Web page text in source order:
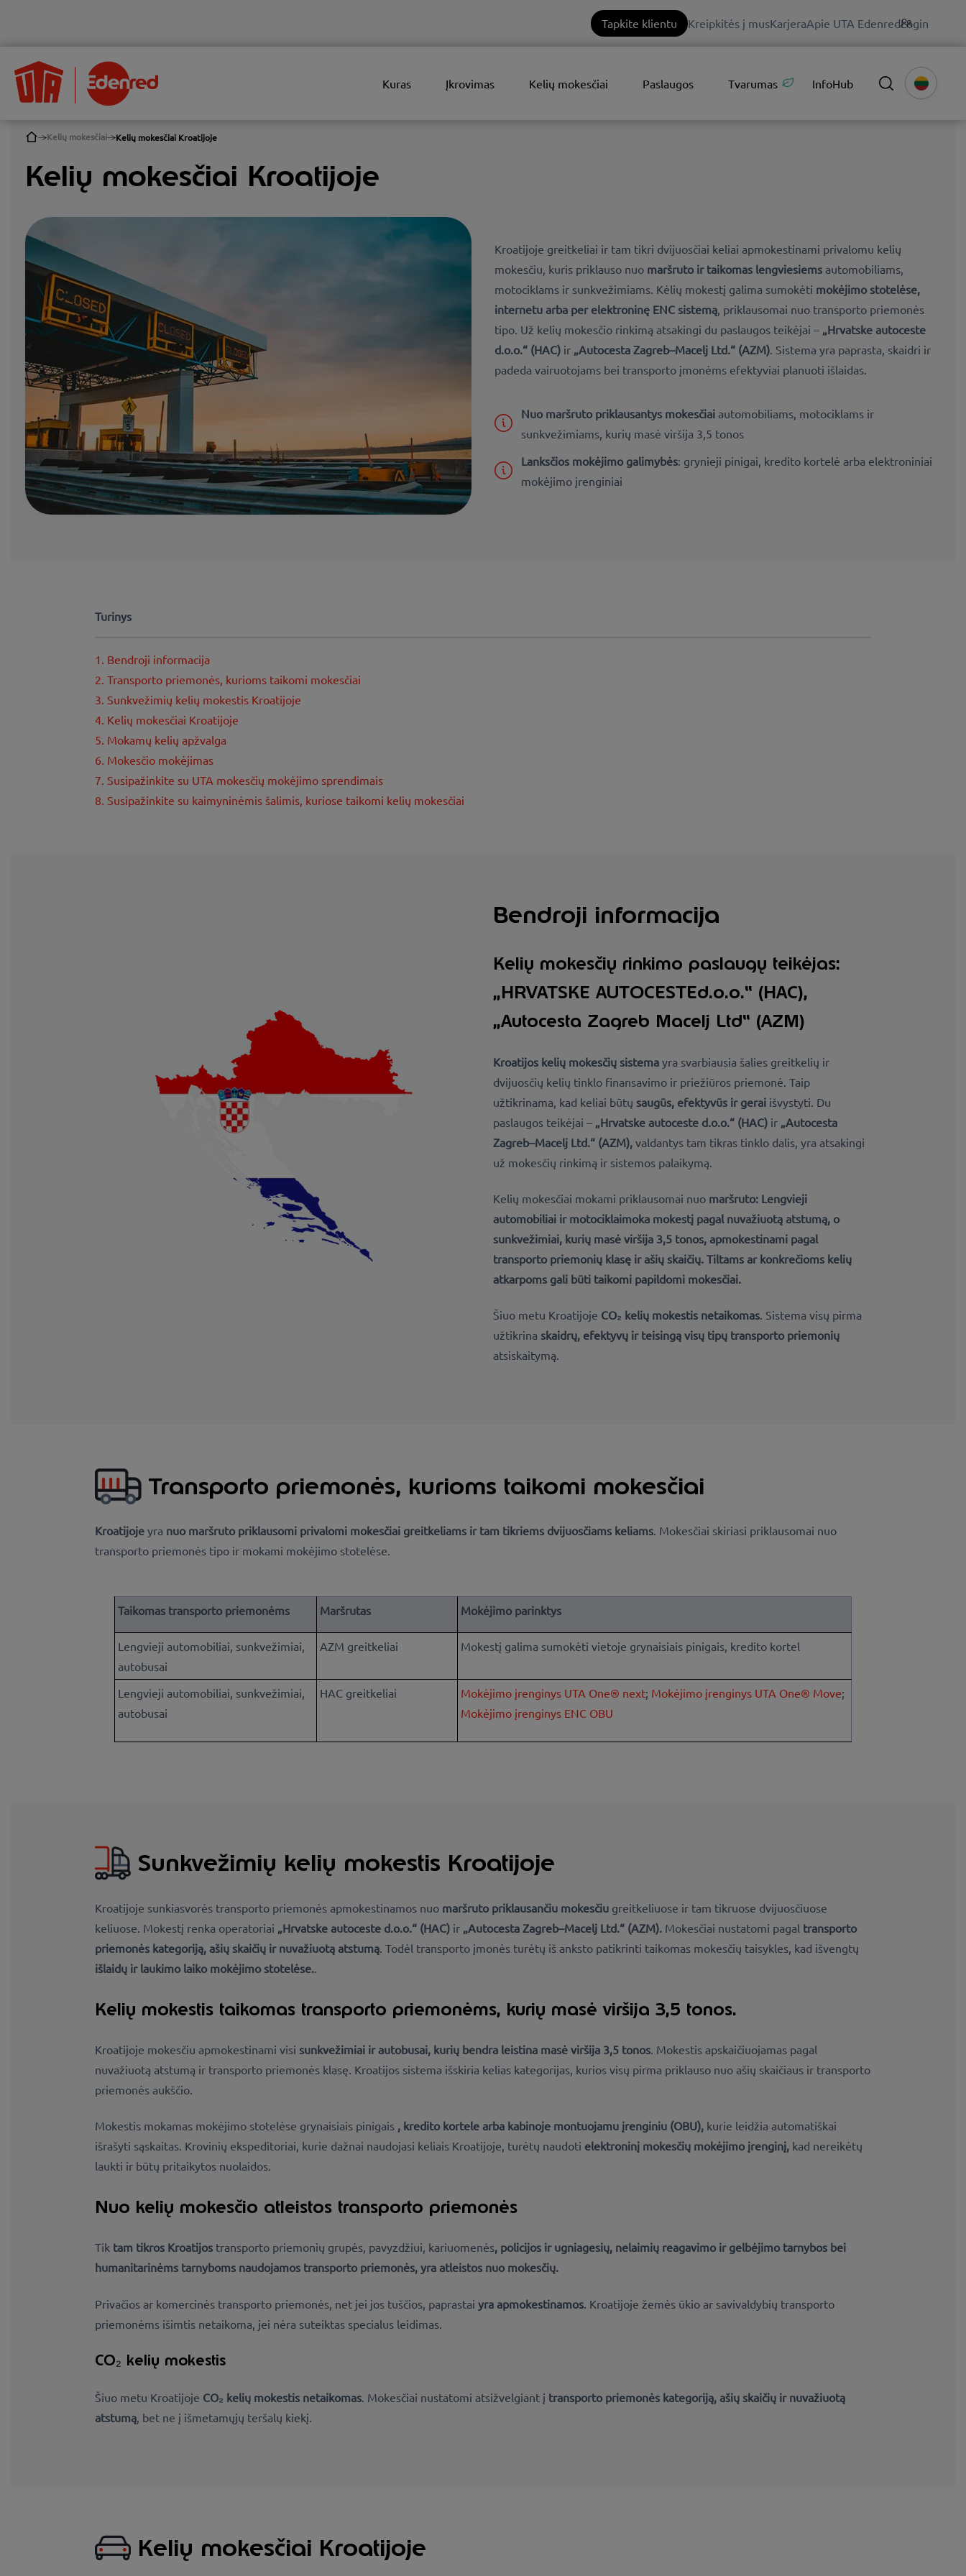
Tapkite klientu Kreipkitės į musKarjeraApie UTA EdenredLogin
Kuras Įkrovimas Kelių mokesčiai Paslaugos Tvarumas InfoHub
Kelių mokesčiai Kelių mokesčiai Kroatijoje
Kelių mokesčiai Kroatijoje
Kroatijoje greitkeliai ir tam tikri dvijuosčiai keliai apmokestinami privalomu kelių
mokesčiu, kuris priklauso nuo maršruto ir taikomas lengviesiems automobiliams,
motociklams ir sunkvežimiams. Kėlių mokestį galima sumokėti mokėjimo stotelėse,
internetu arba per elektroninę ENC sistemą, priklausomai nuo transporto priemonės
tipo. Už kelių mokesčio rinkimą atsakingi du paslaugos teikėjai – „Hrvatske autoceste
d.o.o.“ (HAC) ir „Autocesta Zagreb–Macelj Ltd.“ (AZM). Sistema yra paprasta, skaidri ir
padeda vairuotojams bei transporto įmonėms efektyviai planuoti išlaidas.
Nuo maršruto priklausantys mokesčiai automobiliams, motociklams ir
sunkvežimiams, kurių masė viršija 3,5 tonos
Lanksčios mokėjimo galimybės: grynieji pinigai, kredito kortelė arba elektroniniai
mokėjimo įrenginiai
Turinys
1. Bendroji informacija
2. Transporto priemonės, kurioms taikomi mokesčiai
3. Sunkvežimių kelių mokestis Kroatijoje
4. Kelių mokesčiai Kroatijoje
5. Mokamų kelių apžvalga
6. Mokesčio mokėjimas
7. Susipažinkite su UTA mokesčių mokėjimo sprendimais
8. Susipažinkite su kaimyninėmis šalimis, kuriose taikomi kelių mokesčiai
Bendroji informacija
Kelių mokesčių rinkimo paslaugų teikėjas:
„HRVATSKE AUTOCESTEd.o.o.“ (HAC),
„Autocesta Zagreb Macelj Ltd“ (AZM)
Kroatijos kelių mokesčių sistemayra svarbiausia šalies greitkelių ir
dvijuosčių kelių tinklo finansavimo ir priežiūros priemonė. Taip
užtikrinama, kad keliai būtų saugūs, efektyvūs ir gerai išvystyti. Du
paslaugos teikėjai – „Hrvatske autoceste d.o.o.“ (HAC)ir „Autocesta
Zagreb–Macelj Ltd.“ (AZM), valdantys tam tikras tinklo dalis, yra atsakingi
už mokesčių rinkimą ir sistemos palaikymą.
Kelių mokesčiai mokami priklausomai nuo maršruto: Lengvieji
automobiliai ir motociklaimoka mokestį pagal nuvažiuotą atstumą, o
sunkvežimiai, kurių masė viršija 3,5 tonos,apmokestinami pagal
transporto priemonių klasę ir ašių skaičių. Tiltams ar konkrečioms kelių
atkarpoms gali būti taikomi papildomi mokesčiai.
Šiuo metu Kroatijoje CO₂ kelių mokestis netaikomas. Sistema visų pirma
užtikrina skaidrų, efektyvų ir teisingą visų tipų transporto priemonių
atsiskaitymą.
Transporto priemonės, kurioms taikomi mokesčiai
Kroatijoje yra nuo maršruto priklausomi privalomi mokesčiai greitkeliams ir tam tikriems dvijuosčiams keliams. Mokesčiai skiriasi priklausomai nuo
transporto priemonės tipo ir mokami mokėjimo stotelėse.
Taikomas transporto priemonėms Maršrutas Mokėjimo parinktys
Lengvieji automobiliai, sunkvežimiai,
autobusai
AZM greitkeliai Mokestį galima sumokėti vietoje grynaisiais pinigais, kredito kortel
Lengvieji automobiliai, sunkvežimiai,
autobusai
HAC greitkeliai Mokėjimo įrenginys UTA One® next; Mokėjimo įrenginys UTA One® Move;
Mokėjimo įrenginys ENC OBU
Sunkvežimių kelių mokestis Kroatijoje
Kroatijoje sunkiasvorės transporto priemonės apmokestinamos nuo maršruto priklausančiu mokesčiu greitkeliuose ir tam tikruose dvijuosčiuose
keliuose. Mokestį renka operatoriai „Hrvatske autoceste d.o.o.“ (HAC) ir „Autocesta Zagreb–Macelj Ltd.“ (AZM). Mokesčiai nustatomi pagal transporto
priemonės kategoriją, ašių skaičių ir nuvažiuotą atstumą. Todėl transporto įmonės turėtų iš anksto patikrinti taikomas mokesčių taisykles, kad išvengtų
išlaidų ir laukimo laiko mokėjimo stotelėse..
Kelių mokestis taikomas transporto priemonėms, kurių masė viršija 3,5 tonos.
Kroatijoje mokesčiu apmokestinami visi sunkvežimiai ir autobusai, kurių bendra leistina masė viršija 3,5 tonos. Mokestis apskaičiuojamas pagal
nuvažiuotą atstumą ir transporto priemonės klasę. Kroatijos sistema išskiria kelias kategorijas, kurios visų pirma priklauso nuo ašių skaičiaus ir transporto
priemonės aukščio.
Mokestis mokamas mokėjimo stotelėse grynaisiais pinigais , kredito kortele arba kabinoje montuojamu įrenginiu (OBU), kurie leidžia automatiškai
išrašyti sąskaitas. Krovinių ekspeditoriai, kurie dažnai naudojasi keliais Kroatijoje, turėtų naudoti elektroninį mokesčių mokėjimo įrenginį, kad nereikėtų
laukti ir būtų pritaikytos nuolaidos.
Nuo kelių mokesčio atleistos transporto priemonės
Tik tam tikros Kroatijos transporto priemonių grupės, pavyzdžiui, kariuomenės, policijos ir ugniagesių, nelaimių reagavimo ir gelbėjimo tarnybos bei
humanitarinėms tarnyboms naudojamos transporto priemonės, yra atleistos nuo mokesčių.
Privačios ar komercinės transporto priemonės, net jei jos tuščios, paprastai yra apmokestinamos . Kroatijoje žemės ūkio ar savivaldybių transporto
priemonėms išimtis netaikoma, jei nėra suteiktas specialus leidimas.
CO₂ kelių mokestis
Šiuo metu Kroatijoje CO₂ kelių mokestis netaikomas. Mokesčiai nustatomi atsižvelgiant į transporto priemonės kategoriją, ašių skaičių ir nuvažiuotą
atstumą, bet ne į išmetamųjų teršalų kiekį.
Kelių mokesčiai Kroatijoje